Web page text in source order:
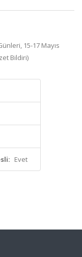
15-17 Mayıs
Bildiri)
Evet